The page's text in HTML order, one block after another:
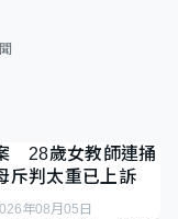
28歲女教師連捅
判太重已上訴
年08月05日